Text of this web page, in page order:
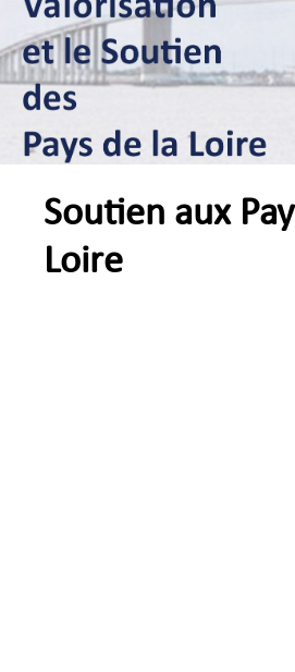
Soutien aux
Loire